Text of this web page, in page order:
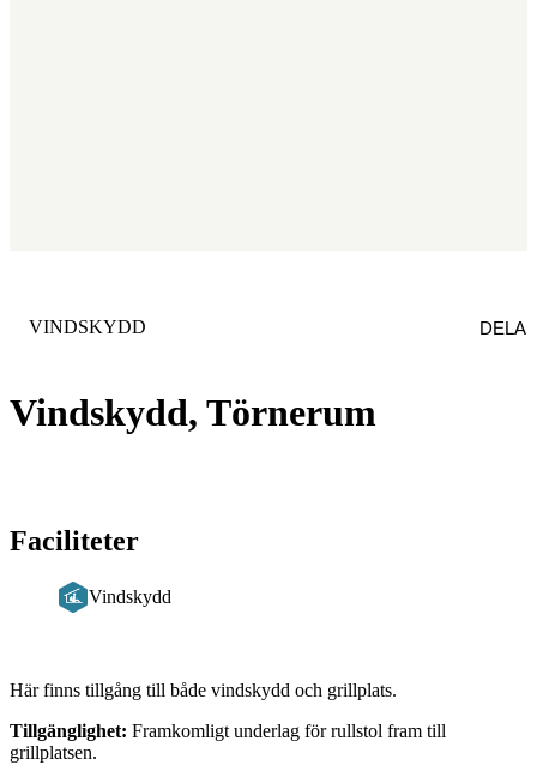
Vindskydd, Törnerum
KATEGORI:
VINDSKYDD DELA
Faciliteter
Vindskydd
Beskrivning
Här finns tillgång till både vindskydd och grillplats.
Tillgänglighet: Framkomligt underlag för rullstol fram till
grillplatsen.